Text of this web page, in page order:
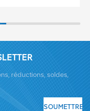
réductions, soldes,
SOUMETTRE